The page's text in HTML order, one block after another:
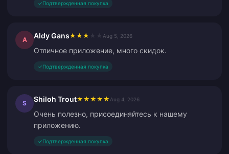
✓Подтвержденная покупка
A Aldy Gans★ ★ ★ Aug 5, 2026
Отличное приложение, много скидок.
✓Подтвержденная покупка
S Shiloh Trout★ ★ ★ ★ ★ Aug 4, 2026
Очень полезно, присоединяйтесь к нашему
приложению.
✓Подтвержденная покупка